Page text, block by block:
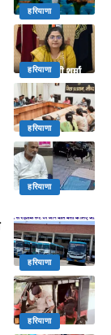
हरियाणा
हरियाणा
हरियाणा
हरियाणा
हरियाणा
हरियाणा